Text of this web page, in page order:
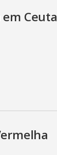
Ceuta